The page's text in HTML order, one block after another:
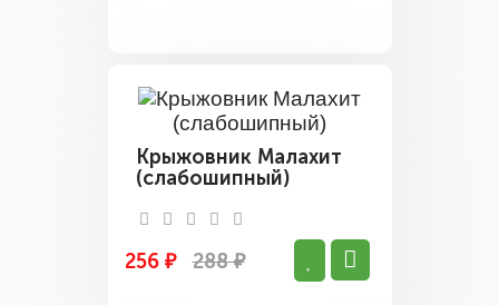
Крыжовник Малахит
(слабошипный)
256 ₽ 288 ₽